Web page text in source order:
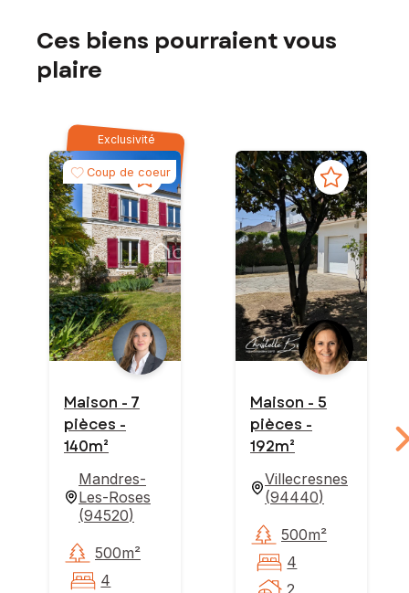
Ces biens pourraient vous
plaire
Exclusivité
Coup de coeur
Maison - 7
pièces -
140m²
Mandres-
Les-Roses
(94520)
500m²
4
Maison - 5
pièces -
192m²
Villecresnes
(94440)
500m²
4
2